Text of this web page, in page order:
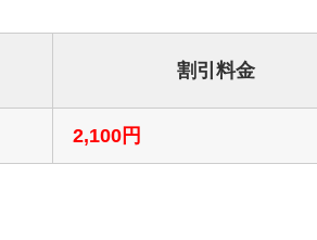
割引料金
2,100円